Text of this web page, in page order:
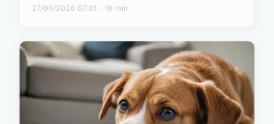
27/06/2026 07:01 · 16 min